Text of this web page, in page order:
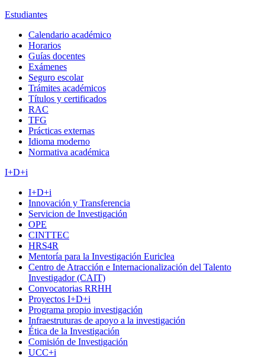
Estudiantes
Calendario académico
Horarios
Guías docentes
Exámenes
Seguro escolar
Trámites académicos
Títulos y certificados
RAC
TFG
Prácticas externas
Idioma moderno
Normativa académica
I+D+i
I+D+i
Innovación y Transferencia
Servicion de Investigación
OPE
CINTTEC
HRS4R
Mentoría para la Investigación Euriclea
Centro de Atracción e Internacionalización del Talento
Investigador (CAIT)
Convocatorias RRHH
Proyectos I+D+i
Programa propio investigación
Infraestruturas de apoyo a la investigación
Ética de la Investigación
Comisión de Investigación
UCC+i